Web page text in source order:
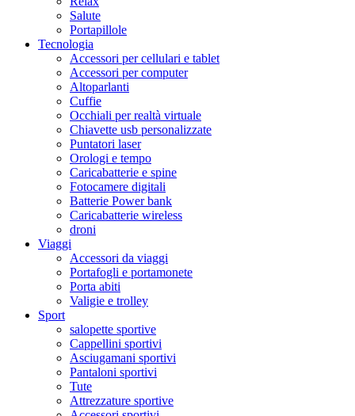
Salute
Portapillole
Tecnologia
Accessori per cellulari e tablet
Accessori per computer
Altoparlanti
Cuffie
Occhiali per realtà virtuale
Chiavette usb personalizzate
Puntatori laser
Orologi e tempo
Caricabatterie e spine
Fotocamere digitali
Batterie Power bank
Caricabatterie wireless
droni
Viaggi
Accessori da viaggi
Portafogli e portamonete
Porta abiti
Valigie e trolley
Sport
salopette sportive
Cappellini sportivi
Asciugamani sportivi
Pantaloni sportivi
Tute
Attrezzature sportive